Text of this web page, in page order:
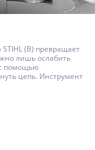
(B) превращает
лишь ослабить
помощью
цепь. Инструмент